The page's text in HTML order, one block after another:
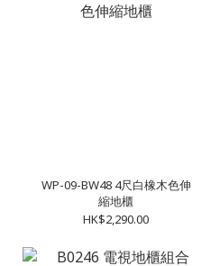
WP-09-BW48 4尺白橡木色伸
縮地櫃
HK$2,290.00